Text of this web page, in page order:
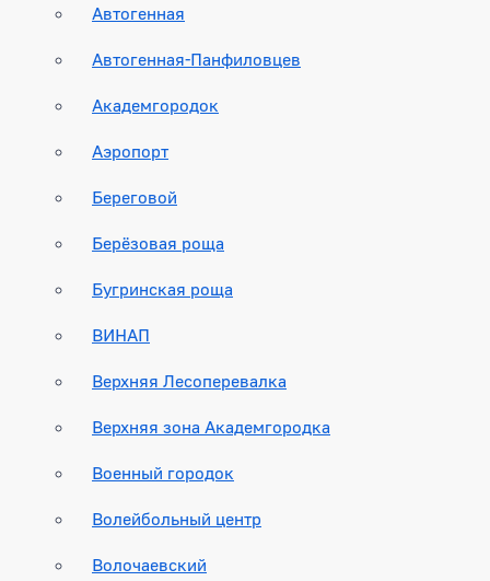
Автогенная
Автогенная-Панфиловцев
Академгородок
Аэропорт
Береговой
Берёзовая роща
Бугринская роща
ВИНАП
Верхняя Лесоперевалка
Верхняя зона Академгородка
Военный городок
Волейбольный центр
Волочаевский